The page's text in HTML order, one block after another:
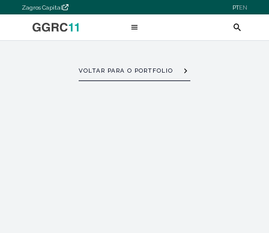
Zagros Capital PTEN
VOLTAR PARA O PORTFOLIO